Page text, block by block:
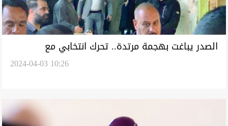
الصدر يباغت بهجمة مرتدة.. تحرك انتخابي مع
2024-04-03 10:26